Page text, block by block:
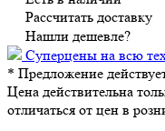
Рассчитать доставку
Нашли дешевле?
Суперцены на всю
* Предложение
Цена действительна
отличаться от цен в